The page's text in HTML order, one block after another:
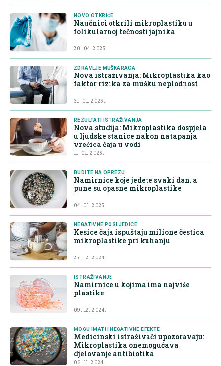
NOVO OTKRIĆE
Naučnici otkrili mikroplastiku u
folikularnoj tečnosti jajnika
20. 04. 2025.
ZDRAVLJE MUŠKARACA
Nova istraživanja: Mikroplastika kao
faktor rizika za mušku neplodnost
31. 01. 2025.
REZULTATI ISTRAŽIVANJA
Nova studija: Mikroplastika dospjela
u ljudske stanice nakon natapanja
vrećica čaja u vodi
11. 01. 2025.
BUDITE NA OPREZU
Namirnice koje jedete svaki dan, a
pune su opasne mikroplastike
04. 01. 2025.
NEGATIVNE POSLJEDICE
Kesice čaja ispuštaju milione čestica
mikroplastike pri kuhanju
27. 12. 2024.
ISTRAŽIVANJE
Namirnice u kojima ima najviše
plastike
09. 12. 2024.
MOGU IMATI I NEGATIVNE EFEKTE
Medicinski istraživači upozoravaju:
Mikroplastika onemogućava
djelovanje antibiotika
06. 11. 2024.